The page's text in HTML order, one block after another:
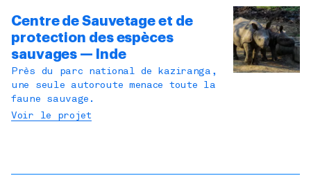
Centre de Sauvetage et de
protection des espèces
sauvages — Inde
Près du parc national de kaziranga,
une seule autoroute menace toute la
faune sauvage.
Voir le projet